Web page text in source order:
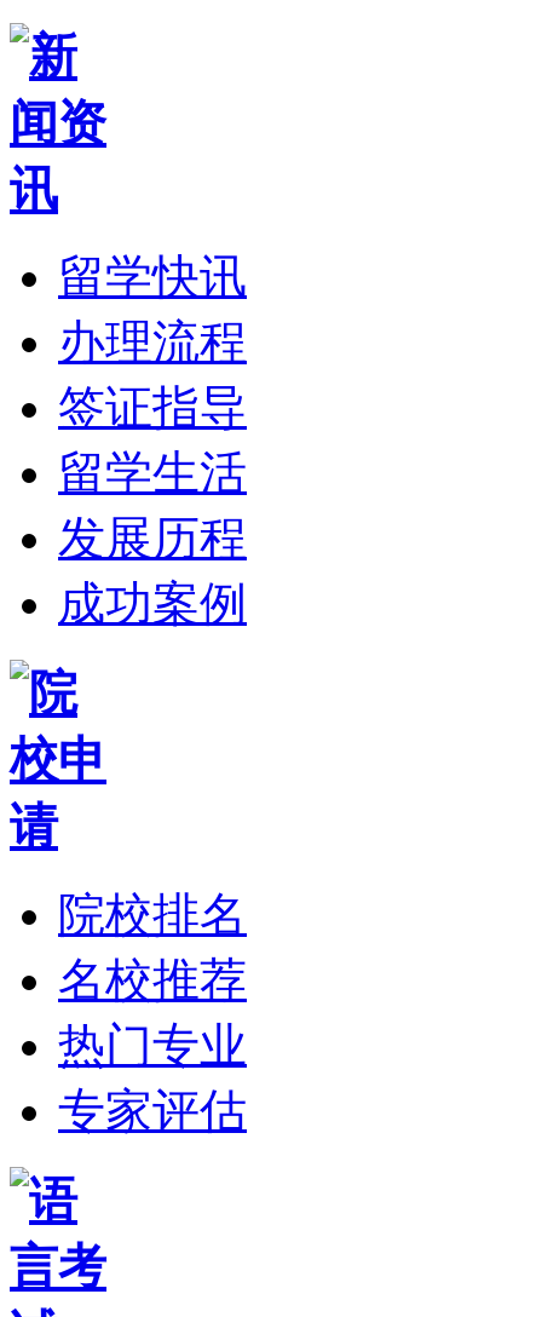
留学快讯
办理流程
签证指导
留学生活
发展历程
成功案例
院校排名
名校推荐
热门专业
专家评估